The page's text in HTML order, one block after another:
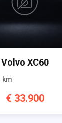
Volvo XC60
km
€ 33.900